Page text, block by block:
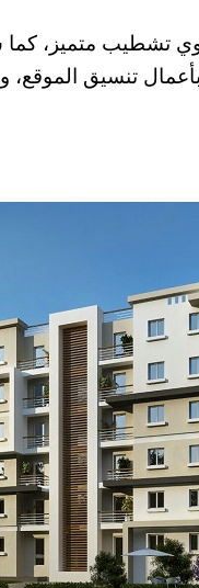
تشطيب متميز،
تنسيق الموقع،